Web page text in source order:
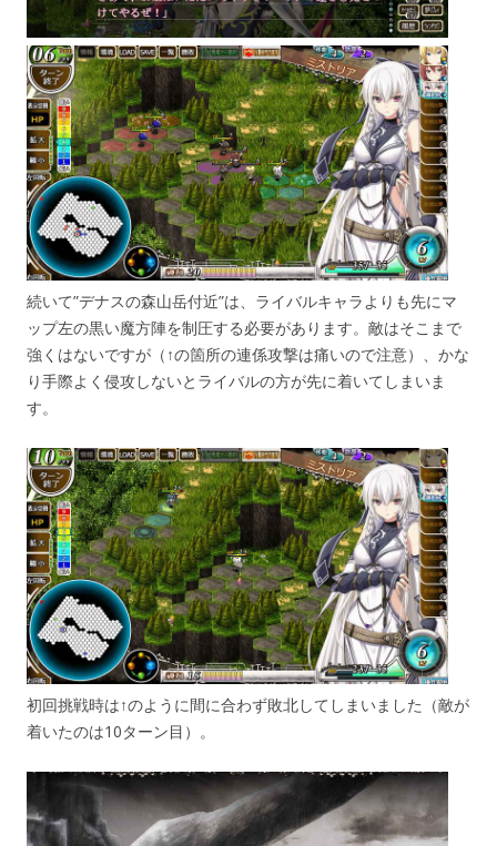
続いて”デナスの森山岳付近”は、ライバルキャラよりも先にマ
ップ左の黒い魔方陣を制圧する必要があります。敵はそこまで
強くはないですが（↑の箇所の連係攻撃は痛いので注意）、かな
り手際よく侵攻しないとライバルの方が先に着いてしまいま
す。
初回挑戦時は↑のように間に合わず敗北してしまいました（敵が
着いたのは10ターン目）。